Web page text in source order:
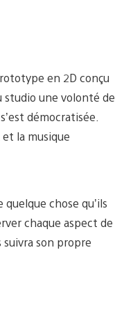
en 2D conçu
studio une volonté de
démocratisée.
la musique
chose qu’ils
chaque aspect de
son propre